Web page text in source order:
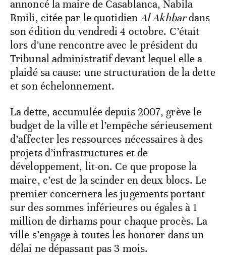
annoncé la maire de Casablanca, Nabila
Rmili, citée par le quotidienAl Akhbardans
son édition du vendredi 4 octobre. C’était
lors d’une rencontre avec le président du
Tribunal administratif devant lequel elle a
plaidé sa cause: une structuration de la dette
et son échelonnement.
La dette, accumulée depuis 2007, grève le
budget de la ville et l’empêche sérieusement
d’affecter les ressources nécessaires à des
projets d’infrastructures et de
développement, lit-on. Ce que propose la
maire, c’est de la scinder en deux blocs. Le
premier concernera les jugements portant
sur des sommes inférieures ou égales à 1
million de dirhams pour chaque procès. La
ville s’engage à toutes les honorer dans un
délai ne dépassant pas 3 mois.